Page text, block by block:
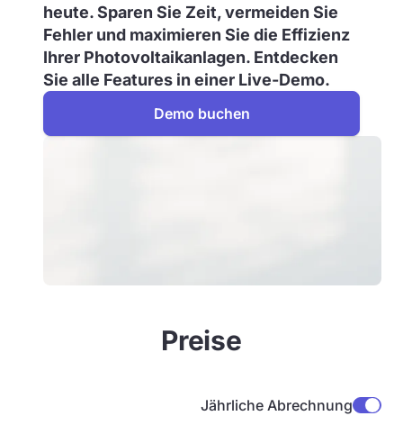
heute. Sparen Sie Zeit, vermeiden Sie
Fehler und maximieren Sie die Effizienz
Ihrer Photovoltaikanlagen. Entdecken
Sie alle Features in einer Live-Demo.
Demo buchen
Preise
Jährliche Abrechnung